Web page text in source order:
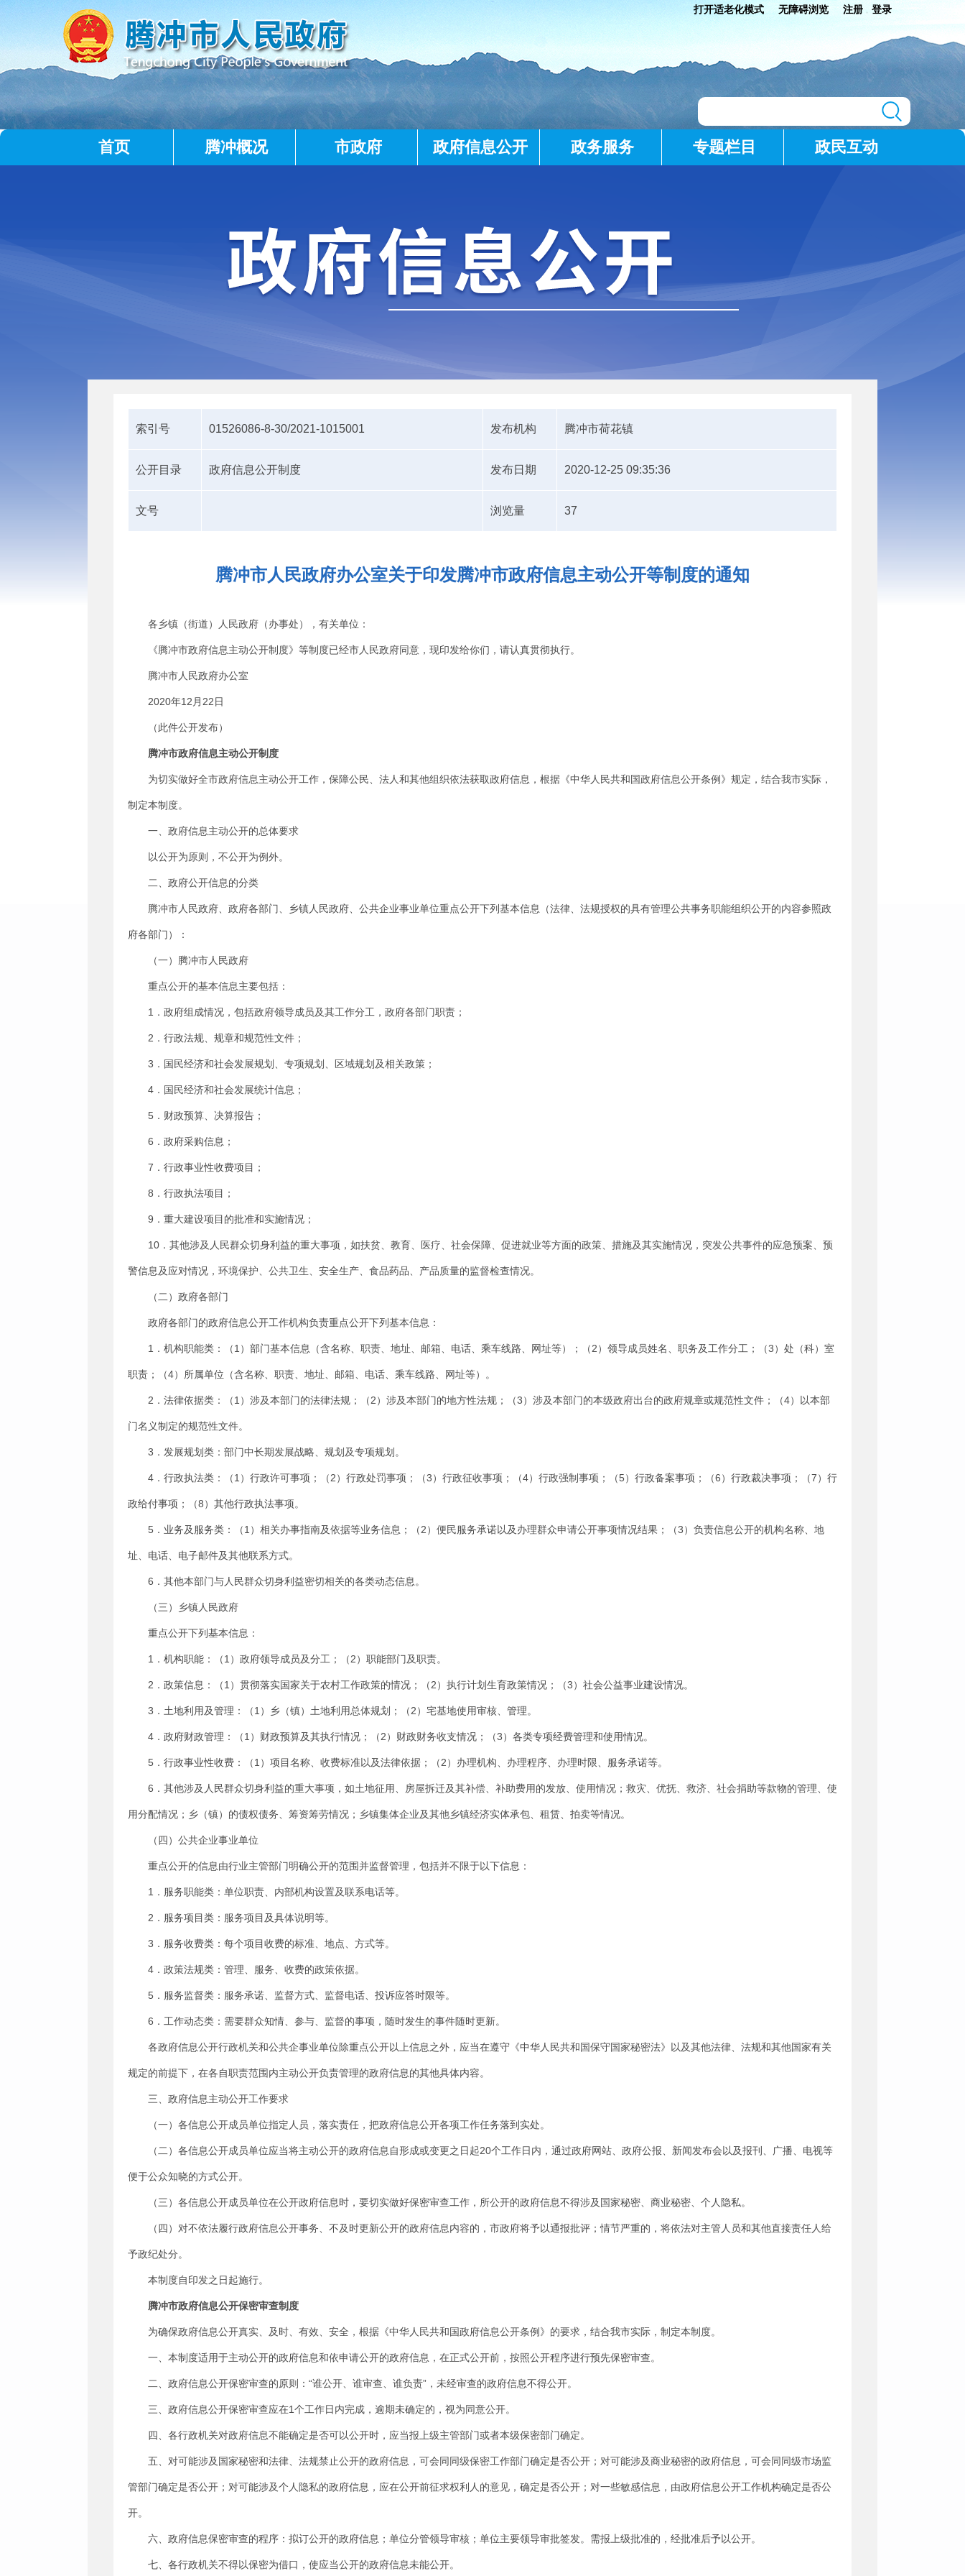
打开适老化模式 无障碍浏览 注册 登录
首页 腾冲概况 市政府 政府信息公开 政务服务 专题栏目 政民互动
索引号 01526086-8-30/2021-1015001 发布机构 腾冲市荷花镇
公开目录 政府信息公开制度 发布日期 2020-12-25 09:35:36
文号 浏览量 37
腾冲市人民政府办公室关于印发腾冲市政府信息主动公开等制度的通知
各乡镇（街道）人民政府（办事处），有关单位：
《腾冲市政府信息主动公开制度》等制度已经市人民政府同意，现印发给你们，请认真贯彻执行。
腾冲市人民政府办公室
2020年12月22日
（此件公开发布）
腾冲市政府信息主动公开制度
为切实做好全市政府信息主动公开工作，保障公民、法人和其他组织依法获取政府信息，根据《中华人民共和国政府信息公开条例》规定，结合我市实际，
制定本制度。
一、政府信息主动公开的总体要求
以公开为原则，不公开为例外。
二、政府公开信息的分类
腾冲市人民政府、政府各部门、乡镇人民政府、公共企业事业单位重点公开下列基本信息（法律、法规授权的具有管理公共事务职能组织公开的内容参照政
府各部门）：
（一）腾冲市人民政府
重点公开的基本信息主要包括：
1．政府组成情况，包括政府领导成员及其工作分工，政府各部门职责；
2．行政法规、规章和规范性文件；
3．国民经济和社会发展规划、专项规划、区域规划及相关政策；
4．国民经济和社会发展统计信息；
5．财政预算、决算报告；
6．政府采购信息；
7．行政事业性收费项目；
8．行政执法项目；
9．重大建设项目的批准和实施情况；
10．其他涉及人民群众切身利益的重大事项，如扶贫、教育、医疗、社会保障、促进就业等方面的政策、措施及其实施情况，突发公共事件的应急预案、预
警信息及应对情况，环境保护、公共卫生、安全生产、食品药品、产品质量的监督检查情况。
（二）政府各部门
政府各部门的政府信息公开工作机构负责重点公开下列基本信息：
1．机构职能类：（1）部门基本信息（含名称、职责、地址、邮箱、电话、乘车线路、网址等）；（2）领导成员姓名、职务及工作分工；（3）处（科）室
职责；（4）所属单位（含名称、职责、地址、邮箱、电话、乘车线路、网址等）。
2．法律依据类：（1）涉及本部门的法律法规；（2）涉及本部门的地方性法规；（3）涉及本部门的本级政府出台的政府规章或规范性文件；（4）以本部
门名义制定的规范性文件。
3．发展规划类：部门中长期发展战略、规划及专项规划。
4．行政执法类：（1）行政许可事项；（2）行政处罚事项；（3）行政征收事项；（4）行政强制事项；（5）行政备案事项；（6）行政裁决事项；（7）行
政给付事项；（8）其他行政执法事项。
5．业务及服务类：（1）相关办事指南及依据等业务信息；（2）便民服务承诺以及办理群众申请公开事项情况结果；（3）负责信息公开的机构名称、地
址、电话、电子邮件及其他联系方式。
6．其他本部门与人民群众切身利益密切相关的各类动态信息。
（三）乡镇人民政府
重点公开下列基本信息：
1．机构职能：（1）政府领导成员及分工；（2）职能部门及职责。
2．政策信息：（1）贯彻落实国家关于农村工作政策的情况；（2）执行计划生育政策情况；（3）社会公益事业建设情况。
3．土地利用及管理：（1）乡（镇）土地利用总体规划；（2）宅基地使用审核、管理。
4．政府财政管理：（1）财政预算及其执行情况；（2）财政财务收支情况；（3）各类专项经费管理和使用情况。
5．行政事业性收费：（1）项目名称、收费标准以及法律依据；（2）办理机构、办理程序、办理时限、服务承诺等。
6．其他涉及人民群众切身利益的重大事项，如土地征用、房屋拆迁及其补偿、补助费用的发放、使用情况；救灾、优抚、救济、社会捐助等款物的管理、使
用分配情况；乡（镇）的债权债务、筹资筹劳情况；乡镇集体企业及其他乡镇经济实体承包、租赁、拍卖等情况。
（四）公共企业事业单位
重点公开的信息由行业主管部门明确公开的范围并监督管理，包括并不限于以下信息：
1．服务职能类：单位职责、内部机构设置及联系电话等。
2．服务项目类：服务项目及具体说明等。
3．服务收费类：每个项目收费的标准、地点、方式等。
4．政策法规类：管理、服务、收费的政策依据。
5．服务监督类：服务承诺、监督方式、监督电话、投诉应答时限等。
6．工作动态类：需要群众知情、参与、监督的事项，随时发生的事件随时更新。
各政府信息公开行政机关和公共企事业单位除重点公开以上信息之外，应当在遵守《中华人民共和国保守国家秘密法》以及其他法律、法规和其他国家有关
规定的前提下，在各自职责范围内主动公开负责管理的政府信息的其他具体内容。
三、政府信息主动公开工作要求
（一）各信息公开成员单位指定人员，落实责任，把政府信息公开各项工作任务落到实处。
（二）各信息公开成员单位应当将主动公开的政府信息自形成或变更之日起20个工作日内，通过政府网站、政府公报、新闻发布会以及报刊、广播、电视等
便于公众知晓的方式公开。
（三）各信息公开成员单位在公开政府信息时，要切实做好保密审查工作，所公开的政府信息不得涉及国家秘密、商业秘密、个人隐私。
（四）对不依法履行政府信息公开事务、不及时更新公开的政府信息内容的，市政府将予以通报批评；情节严重的，将依法对主管人员和其他直接责任人给
予政纪处分。
本制度自印发之日起施行。
腾冲市政府信息公开保密审查制度
为确保政府信息公开真实、及时、有效、安全，根据《中华人民共和国政府信息公开条例》的要求，结合我市实际，制定本制度。
一、本制度适用于主动公开的政府信息和依申请公开的政府信息，在正式公开前，按照公开程序进行预先保密审查。
二、政府信息公开保密审查的原则：“谁公开、谁审查、谁负责”，未经审查的政府信息不得公开。
三、政府信息公开保密审查应在1个工作日内完成，逾期未确定的，视为同意公开。
四、各行政机关对政府信息不能确定是否可以公开时，应当报上级主管部门或者本级保密部门确定。
五、对可能涉及国家秘密和法律、法规禁止公开的政府信息，可会同同级保密工作部门确定是否公开；对可能涉及商业秘密的政府信息，可会同同级市场监
管部门确定是否公开；对可能涉及个人隐私的政府信息，应在公开前征求权利人的意见，确定是否公开；对一些敏感信息，由政府信息公开工作机构确定是否公
开。
六、政府信息保密审查的程序：拟订公开的政府信息；单位分管领导审核；单位主要领导审批签发。需报上级批准的，经批准后予以公开。
七、各行政机关不得以保密为借口，使应当公开的政府信息未能公开。